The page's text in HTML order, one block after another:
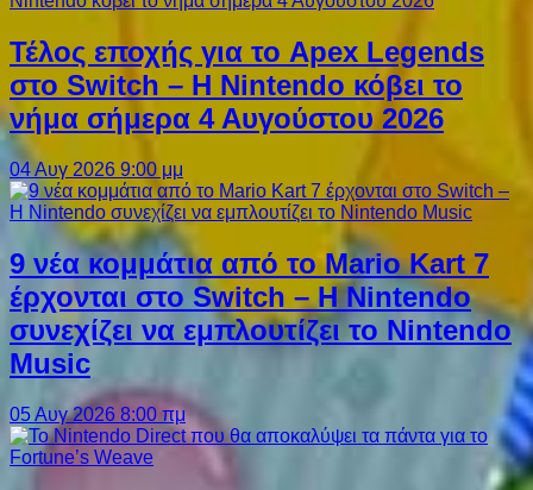
Τέλος εποχής για το Apex Legends
στο Switch – Η Nintendo κόβει το
νήμα σήμερα 4 Αυγούστου 2026
04 Αυγ 2026 9:00 μμ
9 νέα κομμάτια από το Mario Kart 7
έρχονται στο Switch – Η Nintendo
συνεχίζει να εμπλουτίζει το Nintendo
Music
05 Αυγ 2026 8:00 πμ